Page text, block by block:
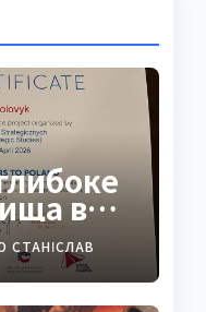
в
та
СТАНІСЛАВ